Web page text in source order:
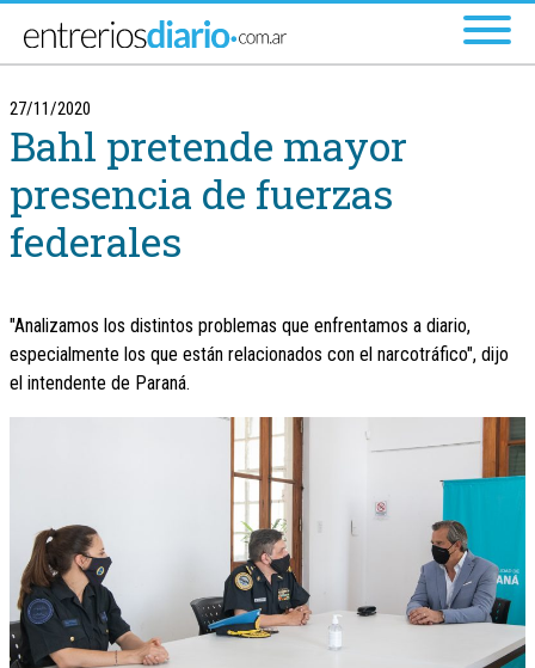
27/11/2020
Bahl pretende mayor
presencia de fuerzas
federales
"Analizamos los distintos problemas que enfrentamos a diario,
especialmente los que están relacionados con el narcotráfico", dijo
el intendente de Paraná.